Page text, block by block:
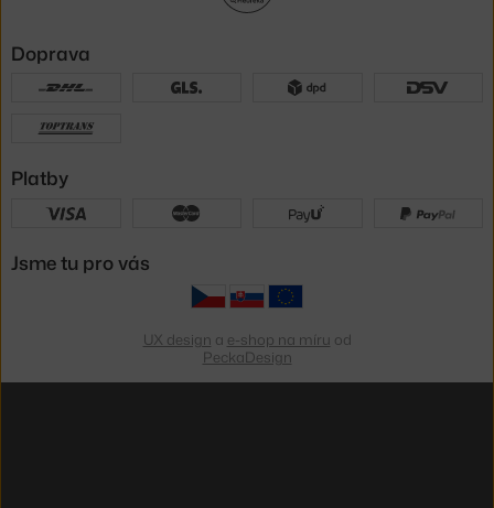
Doprava
Platby
Jsme tu pro vás
UX design a e-shop na míru od
PeckaDesign